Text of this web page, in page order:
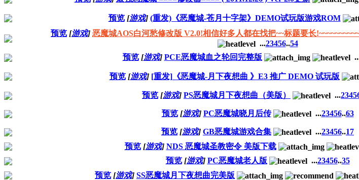
预览 [游戏] (重发)《恶魔城-苍月十字架》DEMO试玩版游戏ROM
预览 [游戏] 恶魔城AOS白河愁修改版 V2.0!相信好多人都在找把~~标题要长
...23456..54
预览 [游戏] PCE恶魔城血之轮回完整版
预览 [游戏] [重发]《恶魔城-月下夜想曲 》E3 推广 DEMO 试玩版
预览 [游戏] PS恶魔城月下夜想曲（美版） ...2345
预览 [游戏] PC恶魔城晓月后传 ...23456..63
预览 [游戏] GB恶魔城游戏合集 ...23456..17
预览 [游戏] NDS 恶魔城圣教密令 美版下载
预览 [游戏] PC恶魔城老人版 ...23456..35
预览 [游戏] SS恶魔城月下夜想曲完美版